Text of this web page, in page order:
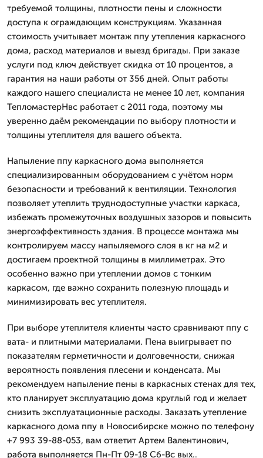
требуемой толщины, плотности пены и сложности
доступа к ограждающим конструкциям. Указанная
стоимость учитывает монтаж ппу утепления каркасного
дома, расход материалов и выезд бригады. При заказе
услуги под ключ действует скидка от 10 процентов, а
гарантия на наши работы от 356 дней. Опыт работы
каждого нашего специалиста не менее 10 лет, компания
ТепломастерНвс работает с 2011 года, поэтому мы
уверенно даём рекомендации по выбору плотности и
толщины утеплителя для вашего объекта.
Напыление ппу каркасного дома выполняется
специализированным оборудованием с учётом норм
безопасности и требований к вентиляции. Технология
позволяет утеплить труднодоступные участки каркаса,
избежать промежуточных воздушных зазоров и повысить
энергоэффективность здания. В процессе монтажа мы
контролируем массу напыляемого слоя в кг на м2 и
достигаем проектной толщины в миллиметрах. Это
особенно важно при утеплении домов с тонким
каркасом, где важно сохранить полезную площадь и
минимизировать вес утеплителя.
При выборе утеплителя клиенты часто сравнивают ппу с
вата- и плитными материалами. Пена выигрывает по
показателям герметичности и долговечности, снижая
вероятность появления плесени и конденсата. Мы
рекомендуем напыление пены в каркасных стенах для тех,
кто планирует эксплуатацию дома круглый год и желает
снизить эксплуатационные расходы. Заказать утепление
каркасного дома ппу в Новосибирске можно по телефону
+7 993 39-88-053, вам ответит Артем Валентинович,
работа выполняется Пн-Пт 09-18 Сб-Вс вых..